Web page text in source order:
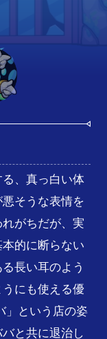
、真っ白い体
そうな表情を
がちだが、実
的に断らない
長い耳のよう
にも使える優
」という店の姿
と共に退治し